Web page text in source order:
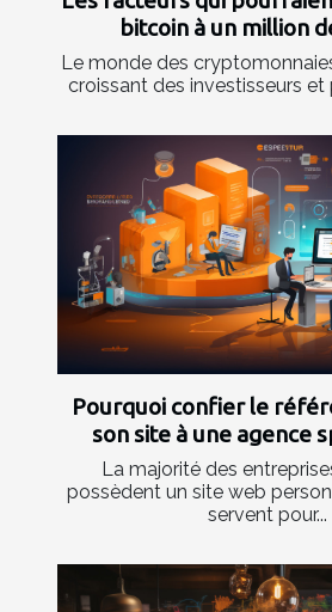
bitcoin à un million
Le monde des
croissant des investisseurs et
Pourquoi confier le
son site à une agence
La majorité des
possèdent un site web
servent pour...